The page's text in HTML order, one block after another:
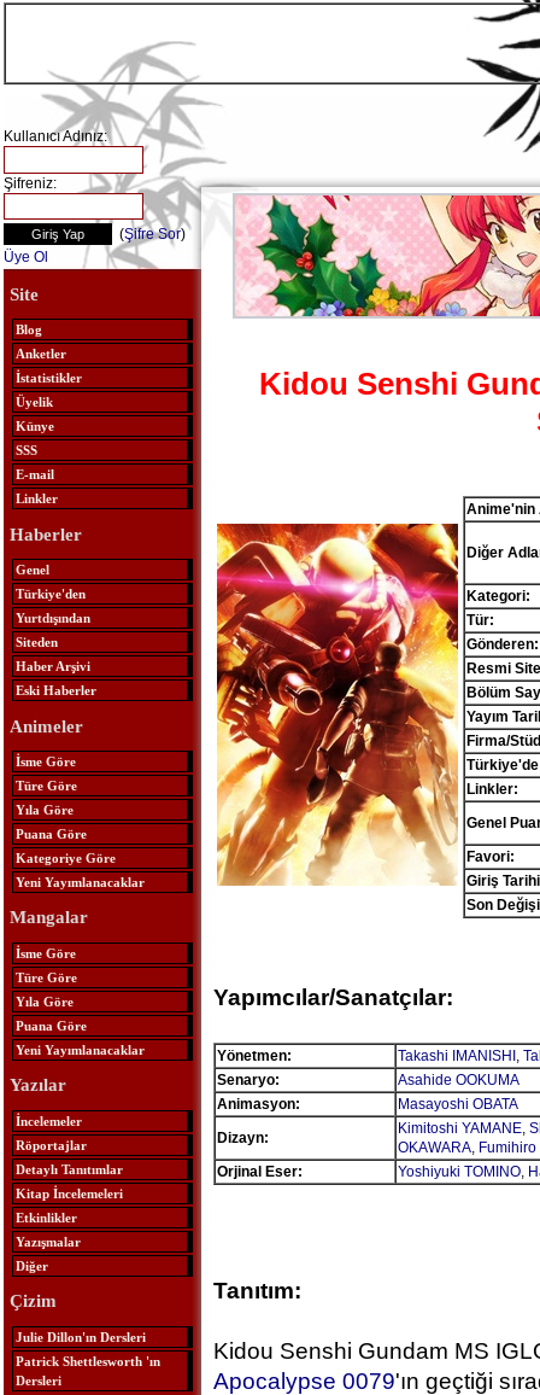
Kullanıcı Adınız:
Şifreniz:
(Şifre Sor)
Üye Ol
Site
Blog
Anketler
İstatistikler
Üyelik
Künye
SSS
E-mail
Linkler
Haberler
Genel
Türkiye'den
Yurtdışından
Siteden
Haber Arşivi
Eski Haberler
Animeler
İsme Göre
Türe Göre
Yıla Göre
Puana Göre
Kategoriye Göre
Yeni Yayımlanacaklar
Mangalar
İsme Göre
Türe Göre
Yıla Göre
Puana Göre
Yeni Yayımlanacaklar
Yazılar
İncelemeler
Röportajlar
Detaylı Tanıtımlar
Kitap İncelemeleri
Etkinlikler
Yazışmalar
Diğer
Çizim
Julie Dillon'ın Dersleri
Patrick Shettlesworth 'ın
Dersleri
Kidou Senshi
Anime'nin
Diğer
Kategori:
Tür:
Gönderen:
Resmi
Bölüm
Yayım
Firma/
Linkler:
Genel
Favori:
Giriş
Son
Yapımcılar/Sanatçılar:
Yönetmen: Takashi IMANISHI ,
Senaryo:
Asahide OOKUMA
Animasyon:
Masayoshi OBATA
Dizayn:
Kimitoshi YAMANE,
OKAWARA, Fumihiro
Orjinal Eser:
Yoshiyuki TOMINO,
Tanıtım:
Kidou Senshi Gundam MS
Apocalypse 0079'ın geçtiği